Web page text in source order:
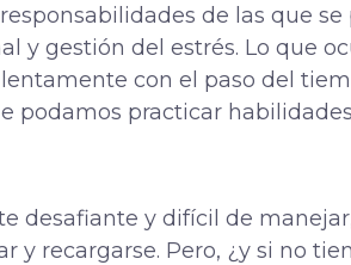
de las que
y gestión del estrés. Lo que
con el paso del
podamos practicar
desafiante y difícil de
recargarse. Pero, ¿y si no